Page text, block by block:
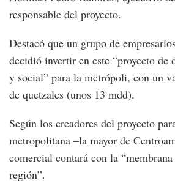
responsable del proyecto.
Destacó que un grupo de
decidió invertir en este “proyecto de
y social” para la metrópoli, con un
de quetzales (unos 13 mdd).
Según los creadores del proyecto
metropolitana –la mayor de
comercial contará con la
región”.